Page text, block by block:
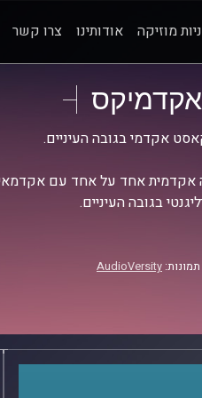
מוזיקה אודותינו צרו קשר
אקדמיקס
אקדמי בגובה העיניים.
אקדמית אחד על אחד עם אקדמאים
בגובה העיניים.
AudioVersity